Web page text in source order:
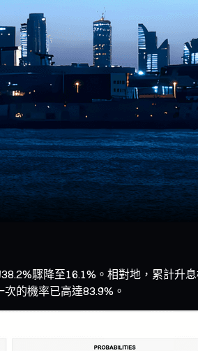
驟降至16.1%。相對地，累計升
的機率已高達83.9%。